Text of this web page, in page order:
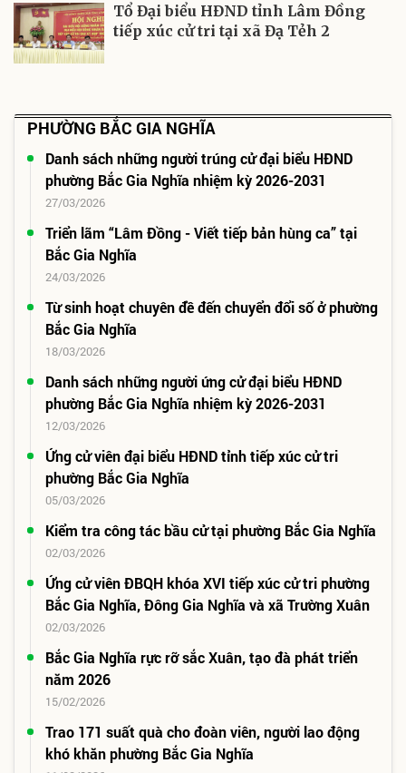
Tổ Đại biểu HĐND tỉnh Lâm Đồng
tiếp xúc cử tri tại xã Đạ Tẻh 2
PHƯỜNG BẮC GIA NGHĨA
Danh sách những người trúng cử đại biểu HĐND
phường Bắc Gia Nghĩa nhiệm kỳ 2026-2031
27/03/2026
Triển lãm “Lâm Đồng - Viết tiếp bản hùng ca” tại
Bắc Gia Nghĩa
24/03/2026
Từ sinh hoạt chuyên đề đến chuyển đổi số ở phường
Bắc Gia Nghĩa
18/03/2026
Danh sách những người ứng cử đại biểu HĐND
phường Bắc Gia Nghĩa nhiệm kỳ 2026-2031
12/03/2026
Ứng cử viên đại biểu HĐND tỉnh tiếp xúc cử tri
phường Bắc Gia Nghĩa
05/03/2026
Kiểm tra công tác bầu cử tại phường Bắc Gia Nghĩa
02/03/2026
Ứng cử viên ĐBQH khóa XVI tiếp xúc cử tri phường
Bắc Gia Nghĩa, Đông Gia Nghĩa và xã Trường Xuân
02/03/2026
Bắc Gia Nghĩa rực rỡ sắc Xuân, tạo đà phát triển
năm 2026
15/02/2026
Trao 171 suất quà cho đoàn viên, người lao động
khó khăn phường Bắc Gia Nghĩa